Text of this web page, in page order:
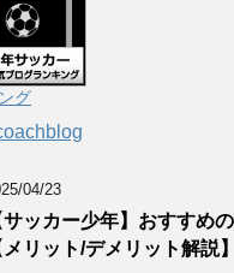
グ
04/23
サッカー少年】おすすめ
メリット/デメリット解説】